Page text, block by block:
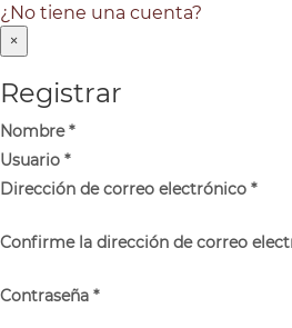
¿No tiene una cuenta?
×
Registrar
Nombre*
Usuario *
Dirección de correo electrónico *
Confirme la dirección de correo
Contraseña *